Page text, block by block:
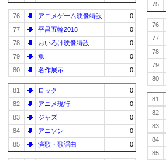
76 アニメゲーム映像特設
0
77
平昌五輪2018
0
78
おいろけ映像特設
0
79
魚
0
80
名作展示 0
81 ロック
0
82
アニメ現行
0
83
ジャズ
0
84
アニソン
0
85
演歌・歌謡曲 0
75
76
77
78
79
80
81
82
83
84
85